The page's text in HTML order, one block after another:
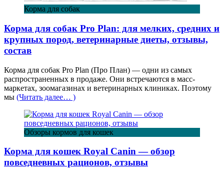
Корма для собак
Корма для собак Pro Plan: для мелких, средних и
крупных пород, ветеринарные диеты, отзывы,
состав
Корма для собак Pro Plan (Про План) — одни из самых
распространенных в продаже. Они встречаются в масс-
маркетах, зоомагазинах и ветеринарных клиниках. Поэтому
мы (Читать далее… )
Обзоры кормов для кошек
Корма для кошек Royal Canin — обзор
повседневных рационов, отзывы